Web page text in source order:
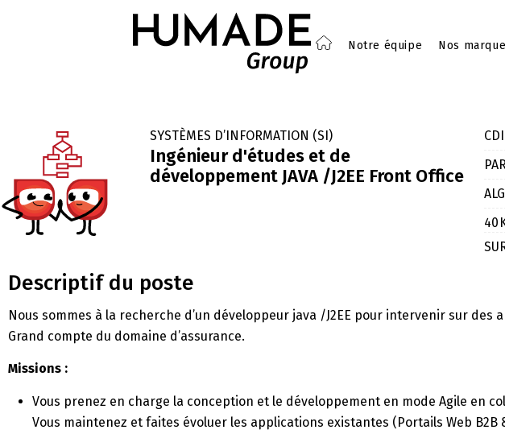
Notre équipe Nos
SYSTÈMES D’INFORMATION (SI)
Ingénieur d'études et de
développement JAVA /J2EE Front Office
CDI
Descriptif du poste
Nous sommes à la recherche d’un développeur java /J2EE pour intervenir sur des
Grand compte du domaine d’assurance.
Missions :
Vous prenez en charge la conception et le développement en mode Agile en
Vous maintenez et faites évoluer les applications existantes (Portails Web B2B